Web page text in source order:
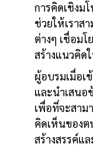
การคิดเชิงม
ช่วยให้เราส
ต่างๆ เชื่อมโ
สร้างแนวคิด
ผู้อบรมเมื่อเ
และนำเสนอ
เพื่อที่จะสาม
คิดเห็นของต
สร้างสรรค์แ